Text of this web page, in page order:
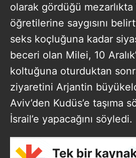
olarak gördüğü mezarlıkta
öğretilerine saygısını
seks koçluğuna kadar
beceri olan Milei, 10
koltuğuna oturduktan
ziyaretini Arjantin
Aviv’den Kudüs’e taşıma
İsrail’e yapacağını söyledi.